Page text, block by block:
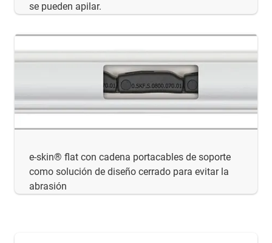
se pueden apilar.
e-skin® flat con cadena portacables de soporte
como solución de diseño cerrado para evitar la
abrasión